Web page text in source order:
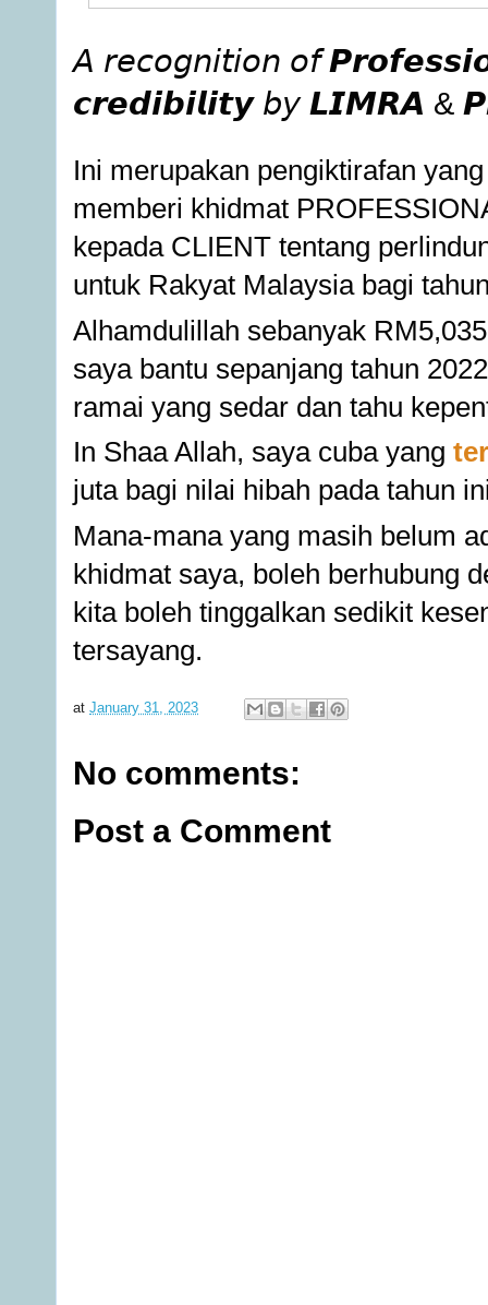
𝘈 𝘳𝘦𝘤𝘰𝘨𝘯𝘪𝘵𝘪𝘰𝘯 𝘰𝘧
𝙘𝙧𝙚𝙙𝙞𝙗𝙞𝙡𝙞𝙩𝙮 𝘣𝘺 𝙇𝙄𝙈𝙍𝘼
Ini merupakan pengiktirafan
memberi khidmat
kepada CLIENT tentang
untuk Rakyat Malaysia bagi
Alhamdulillah sebanyak
saya bantu sepanjang tahun
ramai yang sedar dan tahu
In Shaa Allah, saya cuba yang
juta bagi nilai hibah pada tahun
Mana-mana yang masih belum
khidmat saya, boleh berhubung
kita boleh tinggalkan sedikit
tersayang.
at January 31, 2023
No comments:
Post a Comment